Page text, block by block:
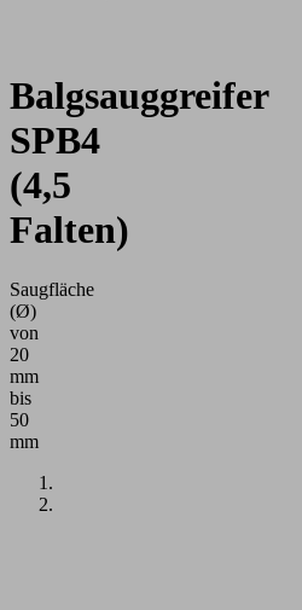
Balgsauggreifer
SPB4
(4,5
Falten)
Saugfläche
(Ø)
von
20
mm
bis
50
mm